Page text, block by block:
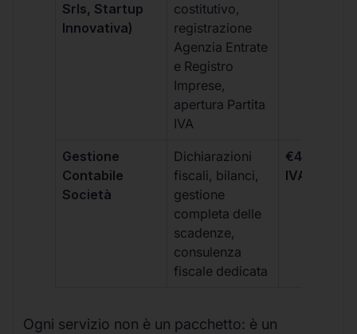
Srls, Startup
Innovativa)
costitutivo,
registrazione
Agenzia Entrate
e Registro
Imprese,
apertura Partita
IVA
Gestione
Contabile
Società
Dichiarazioni
fiscali, bilanci,
gestione
completa delle
scadenze,
consulenza
fiscale dedicata
€499 +
IVA/
Ogni servizio non è un pacchetto: è un